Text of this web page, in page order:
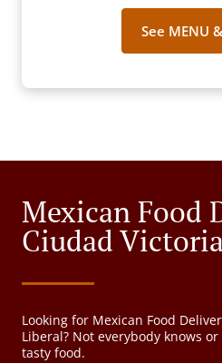
See MENU
Mexican Food
Ciudad
Looking for Mexican Food
Liberal? Not everybody knows
tasty food.